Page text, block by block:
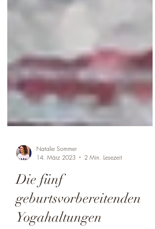
Natalie Sommer
14. März 2023
2 Min. Lesezeit
Die fünf